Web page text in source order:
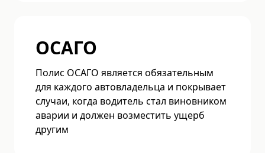
ОСАГО
Полис ОСАГО является обязательным
для каждого автовладельца и покрывает
случаи, когда водитель стал виновником
аварии и должен возместить ущерб
другим